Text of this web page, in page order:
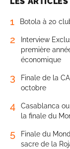
1 Botola à 20
2
Interview
première
économique
3
Finale de la
octobre
4
Casablanca
la finale du
5
Finale du
sacre de la